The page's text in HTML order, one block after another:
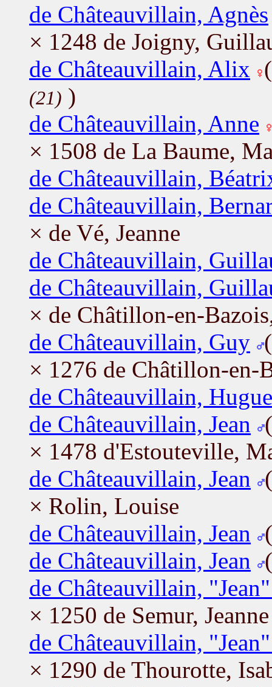
de Châteauvillain, Agnès
× 1248 de Joigny,
de Châteauvillain, Alix
(21) )
de Châteauvillain, Anne
× 1508 de La Baume,
de Châteauvillain,
de Châteauvillain,
× de Vé, Jeanne
de Châteauvillain,
de Châteauvillain,
× de Châtillon-en-
de Châteauvillain, Guy
× 1276 de Châtillon-en-
de Châteauvillain,
de Châteauvillain, Jean
× 1478 d'Estouteville,
de Châteauvillain, Jean
× Rolin, Louise
de Châteauvillain, Jean
de Châteauvillain, Jean
de Châteauvillain,
× 1250 de Semur, Jeanne
de Châteauvillain,
× 1290 de Thourotte,